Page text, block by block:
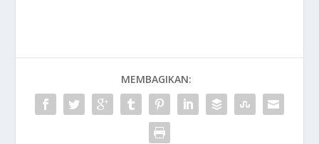
MEMBAGIKAN: